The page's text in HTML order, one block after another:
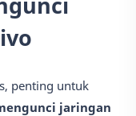
penting untuk
jaringan